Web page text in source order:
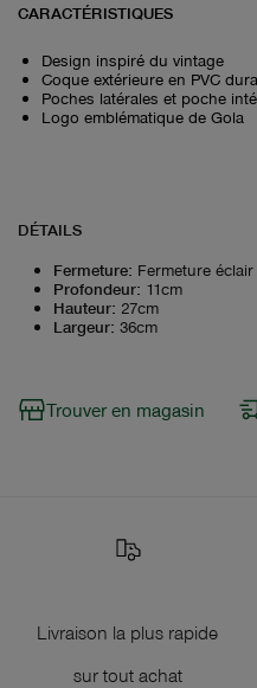
CARACTÉRISTIQUES
Design inspiré du vintage
Coque extérieure en PVC
Poches latérales et poche
Logo emblématique de Gola
DÉTAILS
Fermeture: Fermeture éclair
Profondeur: 11cm
Hauteur: 27cm
Largeur: 36cm
Trouver en magasin
Livraison la plus rapide
sur tout achat